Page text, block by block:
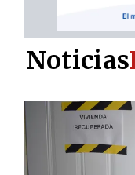
Noticias